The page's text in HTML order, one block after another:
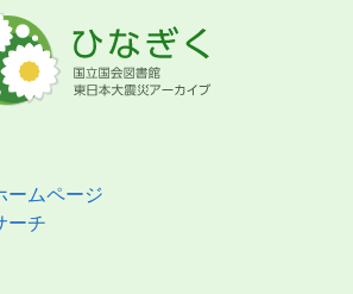
ームページ
ーチ